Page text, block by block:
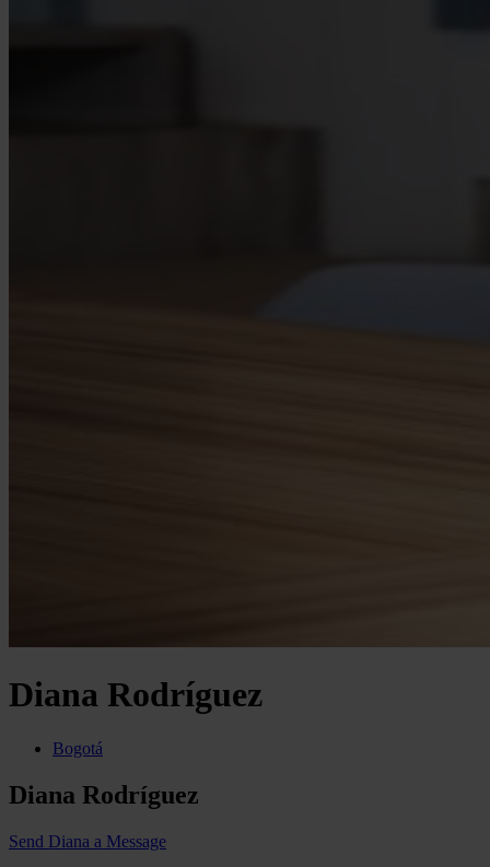
Diana Rodríguez
Bogotá
Diana Rodríguez
Send Diana a Message